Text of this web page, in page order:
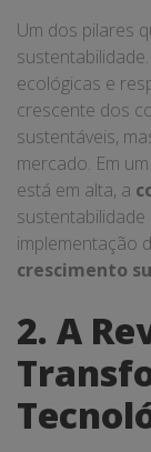
Um dos pilares
ecológicas e
crescente dos
sustentáveis,
mercado. Em
está em alta, a
implementação
crescimento
2. A